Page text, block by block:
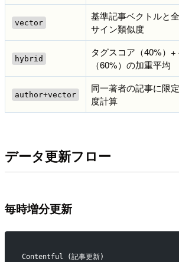
vector
基準記事ベクトルと
サイン類似度
hybrid
タグスコア（40%）
（60%）の加重平均
author+vector
同一著者の記事に限
度計算
データ更新フロー
毎時増分更新
Contentful (記事更新)